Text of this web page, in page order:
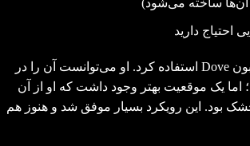
آن‌ها ساخته می‌شود)
دارید
نمونه‌ای که اوگیلوی ارائه می‌دهد رویکردی است که او برای تبلیغ صابون Dove استفاده کرد. او می‌توانست آن را در
اما یک موقعیت بهتر وجود داشت که او از آن
بود. این رویکرد بسیار موفق شد و هنوز هم